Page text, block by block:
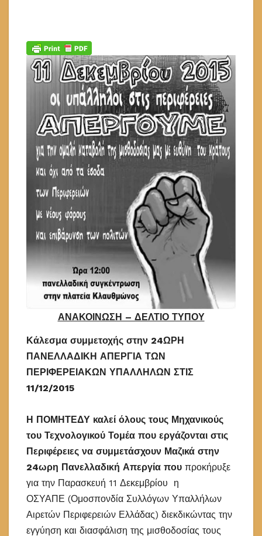
ΑΝΑΚΟΙΝΩΣΗ – ΔΕΛΤΙΟ ΤΥΠΟΥ
Κάλεσμα συμμετοχής στην 24ΩΡΗ
ΠΑΝΕΛΛΑΔΙΚΗ ΑΠΕΡΓΙΑ ΤΩΝ
ΠΕΡΙΦΕΡΕΙΑΚΩΝ ΥΠΑΛΛΗΛΩΝ ΣΤΙΣ
11/12/2015
Η ΠΟΜΗΤΕΔΥ καλεί όλους τους Μηχανικούς
του Τεχνολογικού Τομέα που εργάζονται στις
Περιφέρειες να συμμετάσχουν Μαζικά στην
24ωρη Πανελλαδική Απεργία που προκήρυξε
για την Παρασκευή 11 Δεκεμβρίου
η
ΟΣΥΑΠΕ (Ομοσπονδία Συλλόγων Υπαλλήλων
Αιρετών Περιφερειών Ελλάδας) διεκδικώντας την
εγγύηση και διασφάλιση της μισθοδοσίας τους